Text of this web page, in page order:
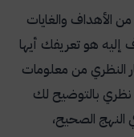
الأهداف والغايات
هو تعريفك أيها
النظري من معلومات
نظري بالتوضيح لك
النهج الصحيح،